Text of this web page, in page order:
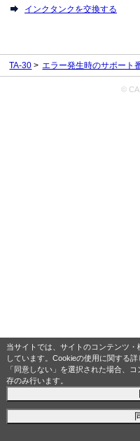
当サイトでは、サイトのコンテンツ
しています。Cookieの使用に関する
「同意しない」を選択された場合、
存のみ行います。
インクタンクを交換する
TA-30 エラー発生時のサポート
©